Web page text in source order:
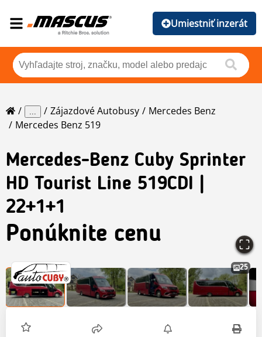
Umiestniť inzerát
... Zájazdové Autobusy
Mercedes Benz
Mercedes Benz 519
Mercedes-Benz Cuby Sprinter
HD Tourist Line 519CDI |
22+1+1
Ponúknite cenu
25